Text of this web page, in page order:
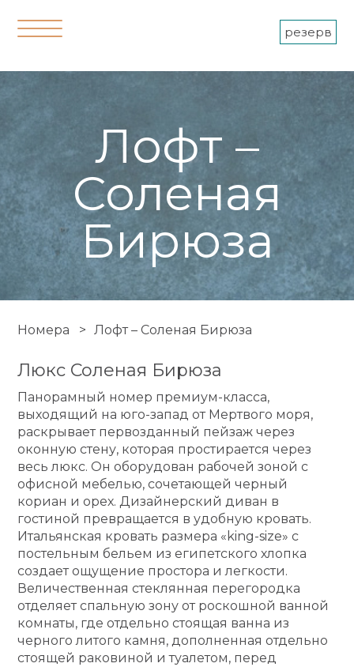
резерв
Лофт –
Соленая
Бирюза
Номера > Лофт – Соленая Бирюза
Люкс Соленая Бирюза
Панорамный номер премиум-класса,
выходящий на юго-запад от Мертвого моря,
раскрывает первозданный пейзаж через
оконную стену, которая простирается через
весь люкс. Он оборудован рабочей зоной с
офисной мебелью, сочетающей черный
кориан и орех. Дизайнерский диван в
гостиной превращается в удобную кровать.
Итальянская кровать размера «king-size» с
постельным бельем из египетского хлопка
создает ощущение простора и легкости.
Величественная стеклянная перегородка
отделяет спальную зону от роскошной ванной
комнаты, где отдельно стоящая ванна из
черного литого камня, дополненная отдельно
стоящей раковиной и туалетом, перед